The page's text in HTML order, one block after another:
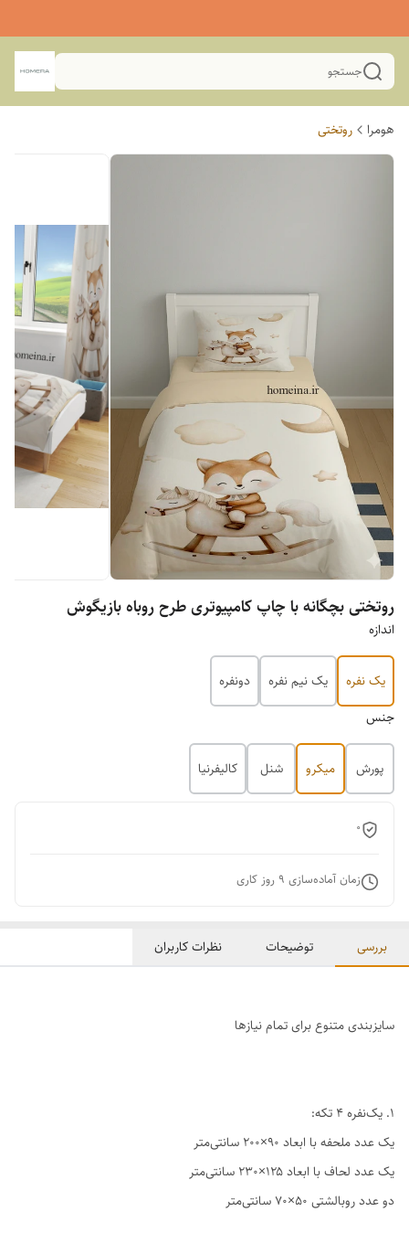
جستجو
هومرا روتختی
روتختی بچگانه با چاپ کامپیوتری طرح روباه بازیگوش
اندازه
یک نفره یک نیم نفره
دونفره
جنس
پورش میکرو شنل کالیفرنیا
0
زمان آماده‌سازی 9 روز کاری
بررسی توضیحات نظرات کاربران
سایزبندی متنوع برای تمام نیازها
1. یک‌نفره ۴ تکه:
یک عدد ملحفه با ابعاد ۹۰×۲۰۰ سانتی‌متر
یک عدد لحاف با ابعاد ۱۲۵×۲۳۰ سانتی‌متر
دو عدد روبالشتی ۵۰×۷۰ سانتی‌متر